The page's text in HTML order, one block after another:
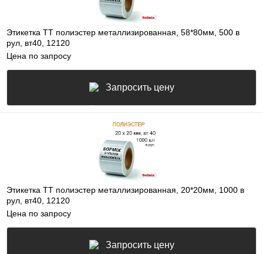
Этикетка ТТ полиэстер металлизированная, 58*80мм, 500 в
рул, вт40, 12120
Цена по запросу
Запросить цену
Этикетка ТТ полиэстер металлизированная, 20*20мм, 1000 в
рул, вт40, 12120
Цена по запросу
Запросить цену